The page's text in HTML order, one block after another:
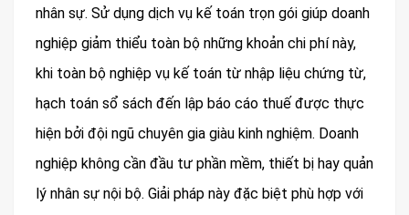
nhân sự. Sử dụng dịch vụ kế toán trọn gói giúp doanh
nghiệp giảm thiểu toàn bộ những khoản chi phí này,
khi toàn bộ nghiệp vụ kế toán từ nhập liệu chứng từ,
hạch toán sổ sách đến lập báo cáo thuế được thực
hiện bởi đội ngũ chuyên gia giàu kinh nghiệm. Doanh
nghiệp không cần đầu tư phần mềm, thiết bị hay quản
lý nhân sự nội bộ. Giải pháp này đặc biệt phù hợp với